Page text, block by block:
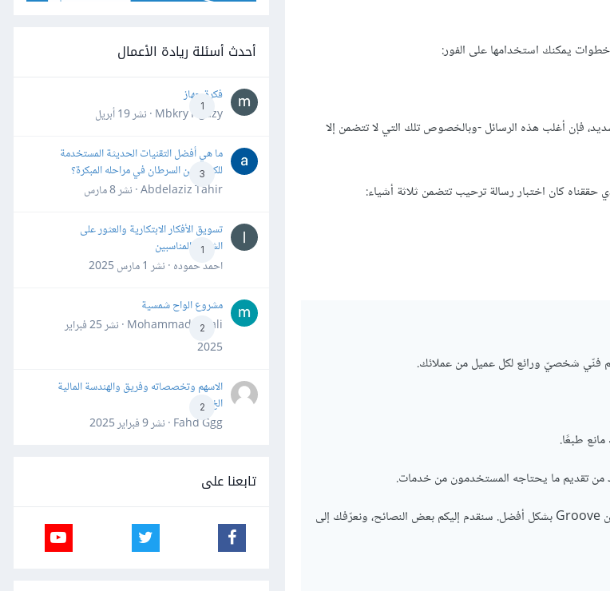
يمكنك استخدامها على الفور:
فإن أغلب هذه الرسائل -وبالخصوص تلك التي لا تتضمن إلا
كان اختبار رسالة ترحيب تتضمن ثلاثة أشياء:
من تقديم ما يحتاجه المستخدمون من خدمات.
بالمناسبة سنرسل إليك خلال الأسابيع القليلة القادمة بعض الرسائل لمساعدتك على الاستفادة من Groove بشكل أفضل. سنقدم إليكم بعض النصائح، ونعرّفك إلى
أحدث أسئلة ريادة الأعمال
1
فكرة جهاز
Mbkry Hgazy · نشر
19 أبريل
3
ما هي أفضل التقنيات الحديثة المستخدمة
للكشف عن السرطان في مراحله المبكرة؟
Abdelaziz Tahir · نشر
8 مارس
1
تسويق الأفكار الابتكارية والعثور على
الشركاء المناسبين
احمد حموده · نشر 1 مارس 2025
2
مشروع الواح شمسية
Mohammad Awali · نشر
25 فبراير
2025
2
الاسهم وتخصصاته وفريق والهندسة المالية
الخ
Fahd Ggg · نشر
9 فبراير 2025
تابعنا على